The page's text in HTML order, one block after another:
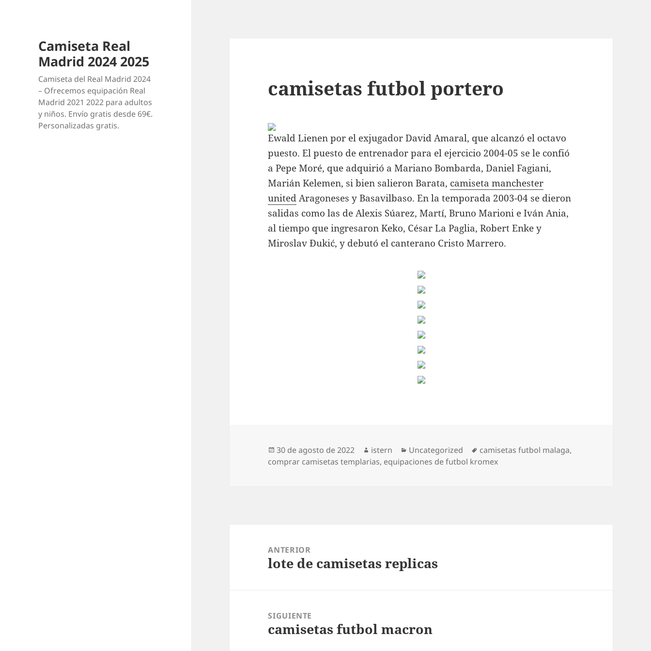
Camiseta Real
Madrid 2024 2025
Camiseta del Real Madrid 2024
– Ofrecemos equipación Real
Madrid 2021 2022 para adultos
y niños. Envío gratis desde 69€.
Personalizadas gratis.
camisetas futbol portero
Ewald Lienen por el exjugador David Amaral, que alcanzó el octavo
puesto. El puesto de entrenador para el ejercicio 2004-05 se le confió
a Pepe Moré, que adquirió a Mariano Bombarda, Daniel Fagiani,
Marián Kelemen, si bien salieron Barata, camiseta manchester
unitedAragoneses y Basavilbaso. En la temporada 2003-04 se dieron
salidas como las de Alexis Súarez, Martí, Bruno Marioni e Iván Ania,
al tiempo que ingresaron Keko, César La Paglia, Robert Enke y
Miroslav Đukić, y debutó el canterano Cristo Marrero.
Publicado
el
30 de agosto de 2022 Autor
istern Categorías
Uncategorized Etiquetas
camisetas futbol malaga,
comprar camisetas templarias, equipaciones de futbol kromex
entradas
ANTERIOR
Entrada
lote de camisetas replicas
SIGUIENTE
Entrada
camisetas futbol macron